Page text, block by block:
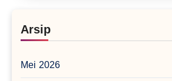
Arsip
Mei 2026